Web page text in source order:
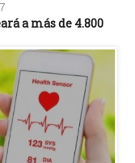
a más de 4.800